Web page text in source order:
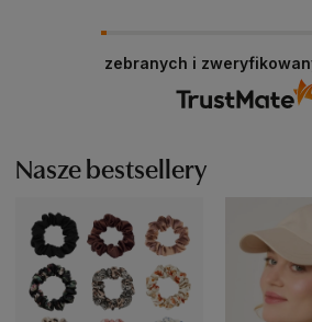
zebranych i
Nasze bestsellery